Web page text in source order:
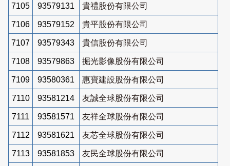
7105 93579131 貴禮股份有限公司
7106 93579152 貴平股份有限公司
7107 93579343 貴信股份有限公司
7108 93579863 掘光影像股份有限公司
7109 93580361 惠寶建設股份有限公司
7110 93581214 友誠全球股份有限公司
7111 93581571 友祥全球股份有限公司
7112 93581621 友芯全球股份有限公司
7113 93581853 友民全球股份有限公司